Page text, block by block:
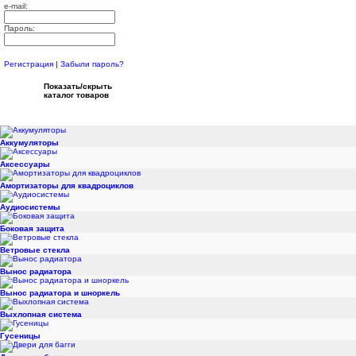
e-mail:
Пароль:
Регистрация
Забыли пароль?
Показать/скрыть
каталог товаров
Аккумуляторы
Аксессуары
Амортизаторы для квадроциклов
Аудиосистемы
Боковая защита
Ветровые стекла
Вынос радиатора
Вынос радиатора и шноркель
Выхлопная система
Гусеницы